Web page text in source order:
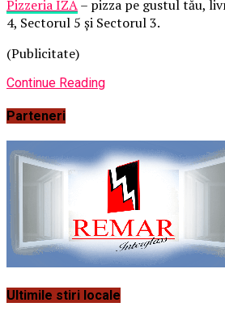
Pizzeria IZA– pizza pe gustul tău,
4, Sectorul 5 și Sectorul 3.
(Publicitate)
Continue Reading
Parteneri
Ultimile stiri locale